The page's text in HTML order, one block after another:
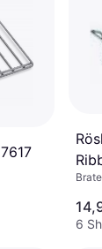
6